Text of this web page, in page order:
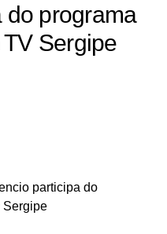
do programa
TV Sergipe